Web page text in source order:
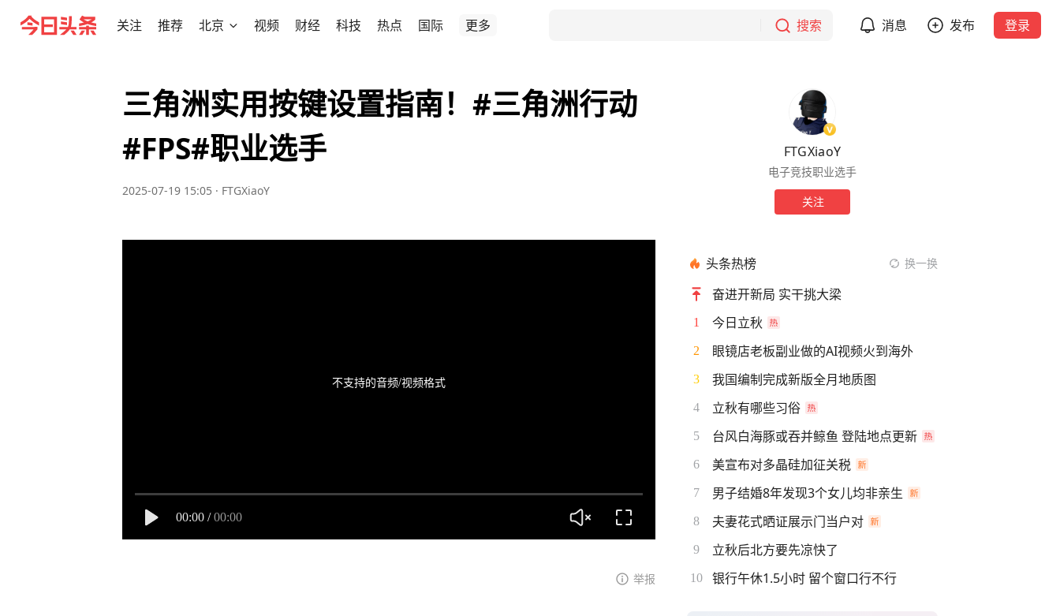
关注 推荐 北京 视频 财经 科技 热点 国际 更多 搜索 消息 发布 登录
三角洲实用按键设置指南！#三角洲行动
#FPS#职业选手
2025-07-19 15:05 · FTGXiaoY
不支持的音频/视频格式
00:00 / 00:00
举报
FTGXiaoY
电子竞技职业选手
关注
头条热榜 换一换
奋进开新局 实干挑大梁
1 今日立秋
2 眼镜店老板副业做的AI视频火到海外
3 我国编制完成新版全月地质图
4 立秋有哪些习俗
5 台风白海豚或吞并鲸鱼 登陆地点更新
6 美宣布对多晶硅加征关税
7 男子结婚8年发现3个女儿均非亲生
8 夫妻花式晒证展示门当户对
9 立秋后北方要先凉快了
10 银行午休1.5小时 留个窗口行不行